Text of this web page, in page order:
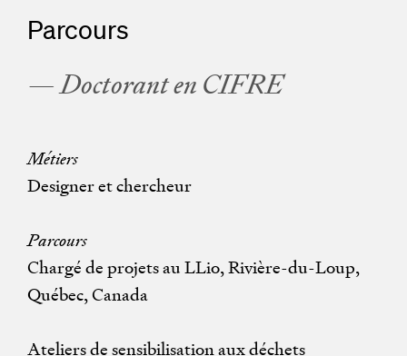
Parcours
— Doctorant en CIFRE
Métiers
Designer et chercheur
Parcours
Chargé de projets au LLio, Rivière-du-Loup,
Québec, Canada
Ateliers de sensibilisation aux déchets